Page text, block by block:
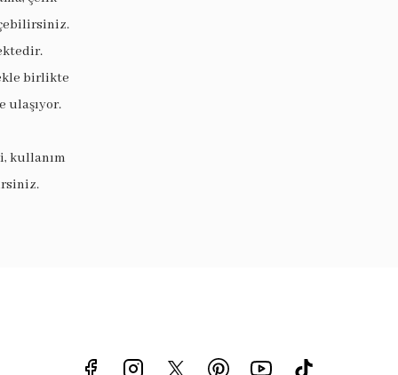
birlikte
ulaşıyor.
kullanım